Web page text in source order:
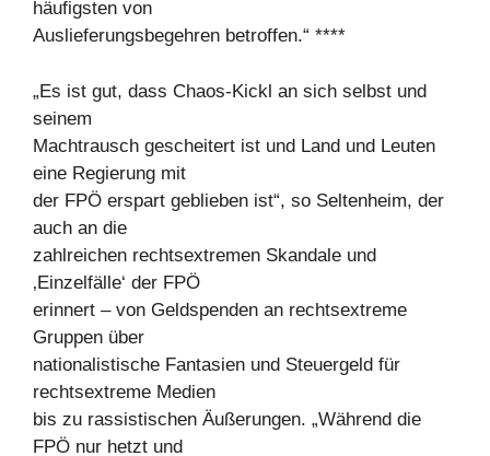
häufigsten von
Auslieferungsbegehren betroffen.“ ****
„Es ist gut, dass Chaos-Kickl an sich selbst und
seinem
Machtrausch gescheitert ist und Land und Leuten
eine Regierung mit
der FPÖ erspart geblieben ist“, so Seltenheim, der
auch an die
zahlreichen rechtsextremen Skandale und
‚Einzelfälle‘ der FPÖ
erinnert – von Geldspenden an rechtsextreme
Gruppen über
nationalistische Fantasien und Steuergeld für
rechtsextreme Medien
bis zu rassistischen Äußerungen. „Während die
FPÖ nur hetzt und